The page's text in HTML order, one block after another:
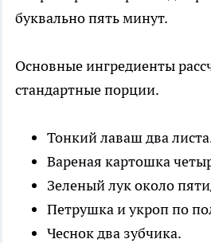
буквально пять минут.
Основные ингредиенты
стандартные порции.
Тонкий лаваш два
Вареная картошка
Зеленый лук около
Петрушка и укроп по
Чеснок два зубчика.